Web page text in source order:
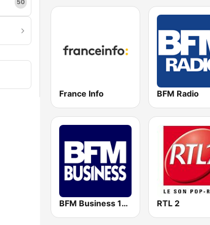
50
France Info BFM Radio
BFM Business 100.8 FM RTL 2